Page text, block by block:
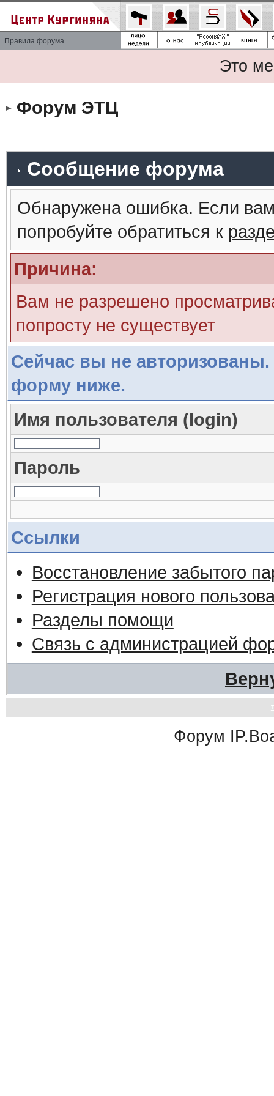
Правила форума
Это
Форум ЭТЦ
Сообщение форума
Обнаружена ошибка. Если
попробуйте обратиться к
Причина:
Вам не разрешено
попросту не существует
Сейчас вы не авторизованы.
форму ниже.
Имя пользователя (login)
Пароль
Ссылки
Восстановление забытого
Регистрация нового
Разделы помощи
Связь с администрацией
Форум